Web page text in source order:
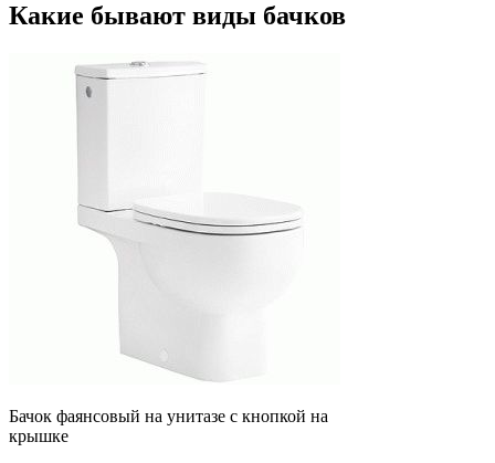
Какие бывают виды бачков
Бачок фаянсовый на унитазе с кнопкой на
крышке